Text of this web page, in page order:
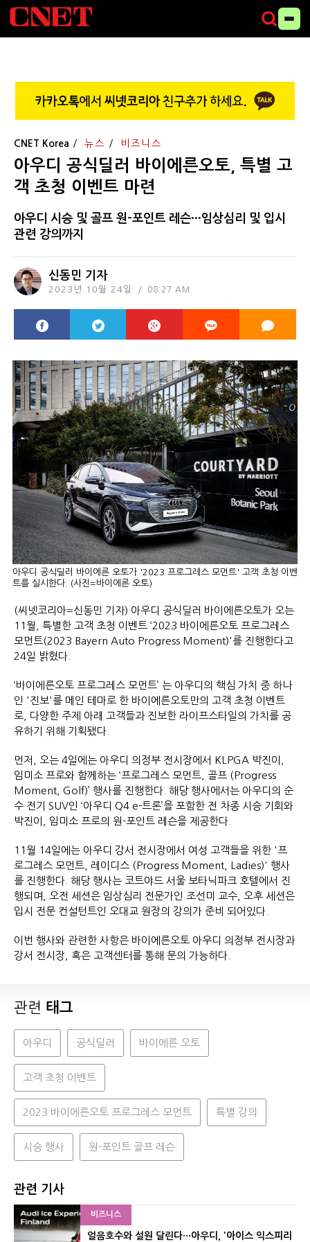
CNET Korea 뉴스 비즈니스
아우디 공식딜러 바이에른오토, 특별 고
객 초청 이벤트 마련
아우디 시승 및 골프 원-포인트 레슨···임상심리 및 입시
관련 강의까지
신동민 기자
2023년 10월 24일 08:27 AM
아우디 공식딜러 바이에른 오토가 '2023 프로그레스 모먼트' 고객 초청 이벤
트를 실시한다. (사진=바이에른 오토)
(씨넷코리아=신동민 기자) 아우디 공식딜러 바이에른오토가 오는
11월, 특별한 고객 초청 이벤트 ‘2023 바이에른오토 프로그레스
모먼트(2023 Bayern Auto Progress Moment)'를 진행한다고
24일 밝혔다.
‘바이에른오토 프로그레스 모먼트’ 는 아우디의 핵심 가치 중 하나
인 '진보'를 메인 테마로 한 바이에른오토만의 고객 초청 이벤트
로, 다양한 주제 아래 고객들과 진보한 라이프스타일의 가치를 공
유하기 위해 기획됐다.
먼저, 오는 4일에는 아우디 의정부 전시장에서 KLPGA 박진이,
임미소 프로와 함께하는 ‘프로그레스 모먼트, 골프 (Progress
Moment, Golf)’ 행사를 진행한다. 해당 행사에서는 아우디의 순
수 전기 SUV인 ‘아우디 Q4 e-트론’을 포함한 전 차종 시승 기회와
박진이, 임미소 프로의 원-포인트 레슨을 제공한다.
11월 14일에는 아우디 강서 전시장에서 여성 고객들을 위한 '프
로그레스 모먼트, 레이디스 (Progress Moment, Ladies)' 행사
를 진행한다. 해당 행사는 코트야드 서울 보타닉파크 호텔에서 진
행되며, 오전 세션은 임상심리 전문가인 조선미 교수, 오후 세션은
입시 전문 컨설턴트인 오대교 원장의 강의가 준비 되어있다.
이번 행사와 관련한 사항은 바이에른오토 아우디 의정부 전시장과
강서 전시장, 혹은 고객센터를 통해 문의 가능하다.
관련 태그
아우디 공식딜러 바이에른 오토
고객 초청 이벤트
2023 바이에른오토 프로그레스 모먼트 특별 강의
시승 행사 원-포인트 골프 레슨
관련 기사
비즈니스
얼음호수와 설원 달린다···아우디, '아이스 익스피리